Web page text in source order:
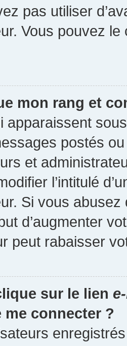
pas utiliser
Vous pouvez
mon rang et
apparaissent
postés
et
l’intitulé
Si vous
d’augmenter
peut rabaisser
sur le lien
me connecter ?